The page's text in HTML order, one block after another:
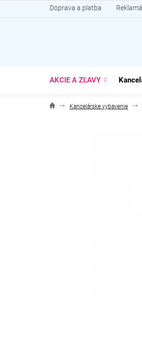
na
Doprava a platba
AKCIE A ZĽAVY
Kancelárske vybavenie